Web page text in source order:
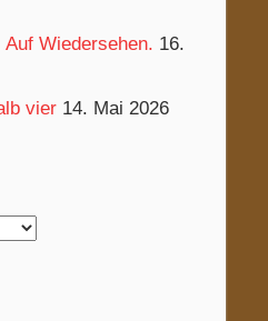
Auf Wiedersehen. 16.
vier 14. Mai 2026